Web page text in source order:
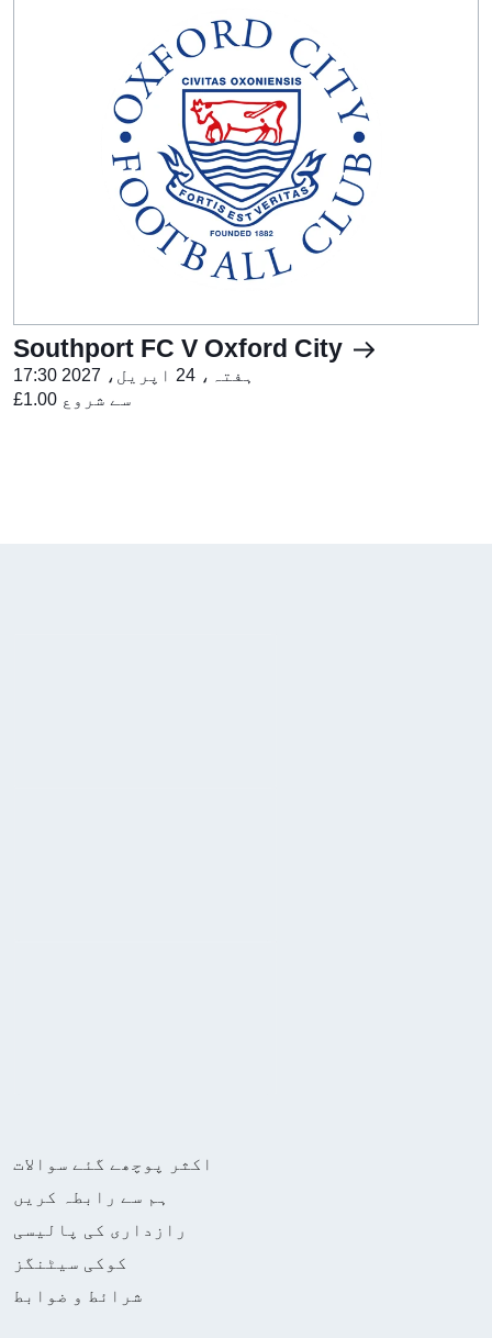
Southport FC V Oxford City
ہفتہ، 24 اپریل، 2027 17:30
£1.00 سے شروع
اکثر پوچھے گئے سوالات
ہم سے رابطہ کریں
رازداری کی پالیسی
کوکی سیٹنگز
شرائط و ضوابط